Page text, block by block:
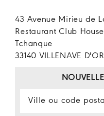
43 Avenue Mirieu de
Restaurant Club House
Tchanque
33140 VILLENAVE